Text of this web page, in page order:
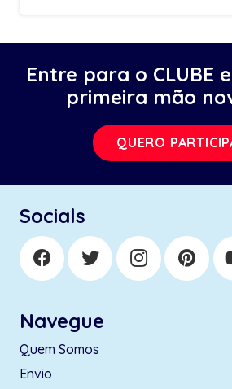
Entre para o CLUBE
primeira mão
QUERO
Socials
Navegue
Quem Somos
Envio